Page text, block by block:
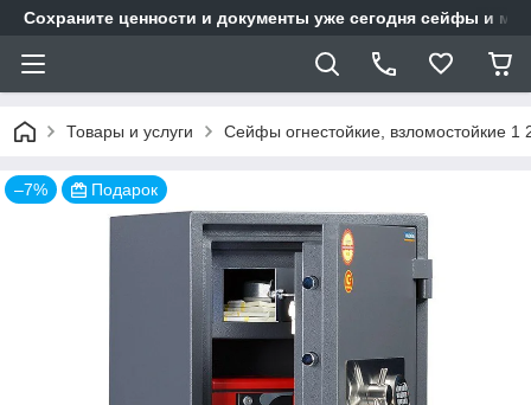
Сохраните ценности и документы уже сегодня сейфы и
Товары и услуги Сейфы огнестойкие, взломостойкие
–7% Подарок